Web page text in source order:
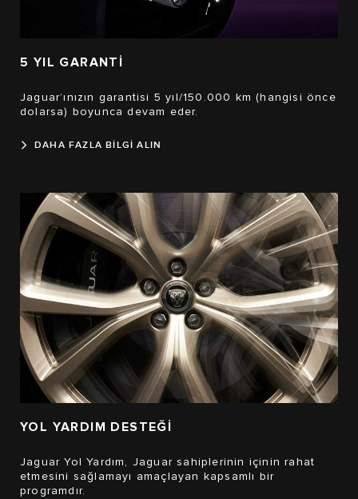
5 YIL GARANTİ
Jaguar’ınızın garantisi 5 yıl/150.000 km (hangisi önce
dolarsa) boyunca devam eder.
DAHA FAZLA BİLGİ ALIN
YOL YARDIM DESTEĞİ
Jaguar Yol Yardım, Jaguar sahiplerinin içinin rahat
etmesini sağlamayı amaçlayan kapsamlı bir
programdır.